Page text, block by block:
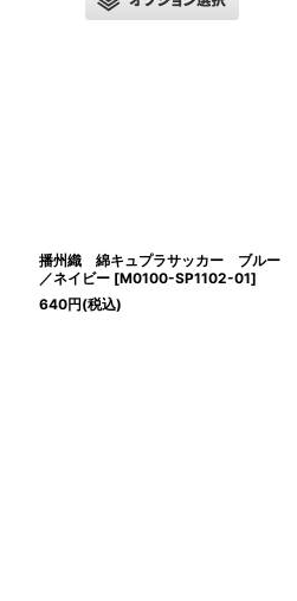
播州織 綿キュプラサッカー ブルー
／ネイビー [M0100-SP1102-01]
640円(税込)